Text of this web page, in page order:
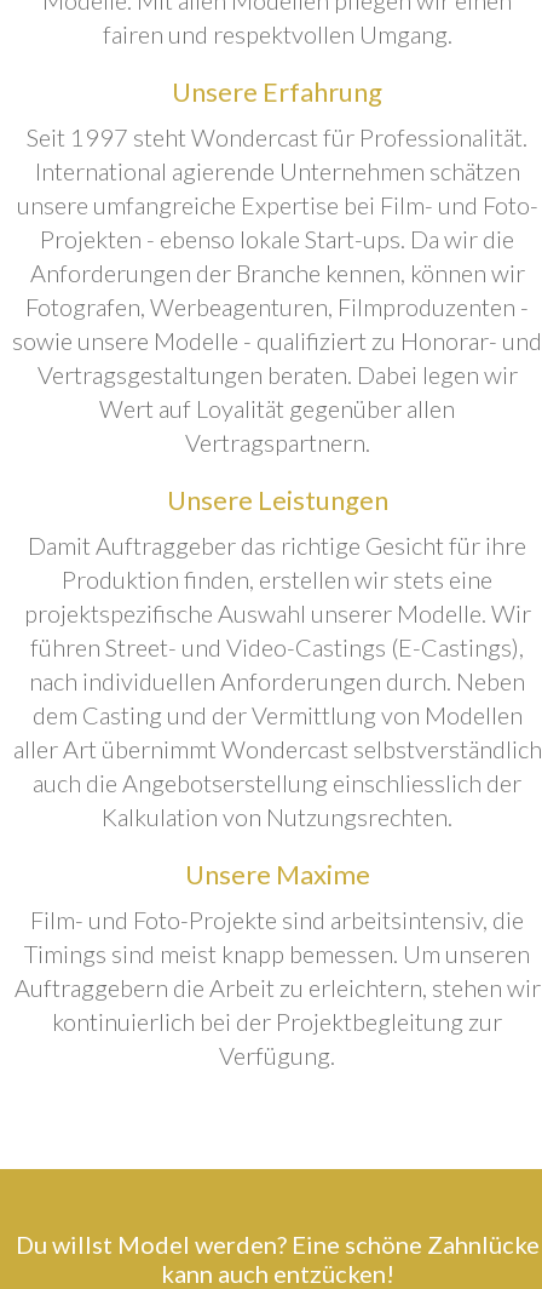
fairen und respektvollen Umgang.
Unsere Erfahrung
Seit 1997 steht Wondercast für Professionalität.
International agierende Unternehmen schätzen
unsere umfangreiche Expertise bei Film- und Foto-
Projekten - ebenso lokale Start-ups. Da wir die
Anforderungen der Branche kennen, können wir
Fotografen, Werbeagenturen, Filmproduzenten -
sowie unsere Modelle - qualifiziert zu Honorar- und
Vertragsgestaltungen beraten. Dabei legen wir
Wert auf Loyalität gegenüber allen
Vertragspartnern.
Unsere Leistungen
Damit Auftraggeber das richtige Gesicht für ihre
Produktion finden, erstellen wir stets eine
projektspezifische Auswahl unserer Modelle. Wir
führen Street- und Video-Castings (E-Castings),
nach individuellen Anforderungen durch. Neben
dem Casting und der Vermittlung von Modellen
aller Art übernimmt Wondercast selbstverständlich
auch die Angebotserstellung einschliesslich der
Kalkulation von Nutzungsrechten.
Unsere Maxime
Film- und Foto-Projekte sind arbeitsintensiv, die
Timings sind meist knapp bemessen. Um unseren
Auftraggebern die Arbeit zu erleichtern, stehen wir
kontinuierlich bei der Projektbegleitung zur
Verfügung.
Du willst Model werden? Eine schöne Zahnlücke
kann auch entzücken!